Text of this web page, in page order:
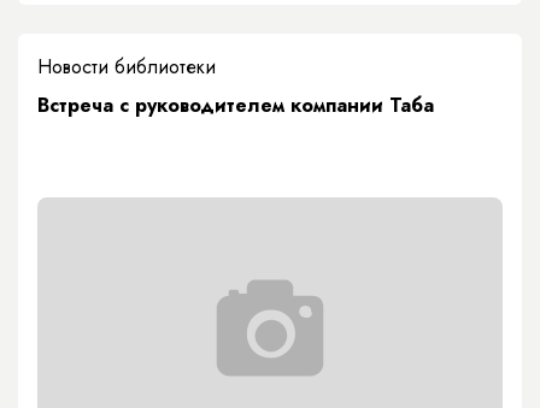
Новости библиотеки
Встреча с руководителем компании Таба